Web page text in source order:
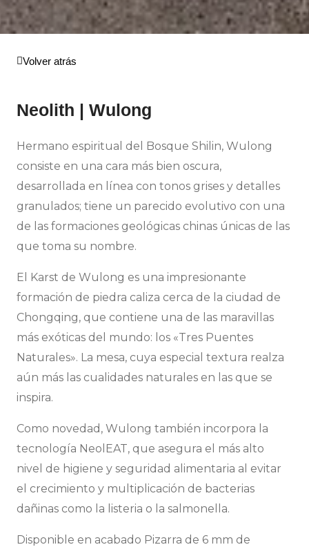
Volver atrás
Neolith | Wulong
Hermano espiritual del Bosque Shilin, Wulong
consiste en una cara más bien oscura,
desarrollada en línea con tonos grises y detalles
granulados; tiene un parecido evolutivo con una
de las formaciones geológicas chinas únicas de las
que toma su nombre.
El Karst de Wulong es una impresionante
formación de piedra caliza cerca de la ciudad de
Chongqing, que contiene una de las maravillas
más exóticas del mundo: los «Tres Puentes
Naturales». La mesa, cuya especial textura realza
aún más las cualidades naturales en las que se
inspira.
Como novedad, Wulong también incorpora la
tecnología NeolEAT, que asegura el más alto
nivel de higiene y seguridad alimentaria al evitar
el crecimiento y multiplicación de bacterias
dañinas como la listeria o la salmonella.
Disponible en acabado Pizarra de 6 mm de